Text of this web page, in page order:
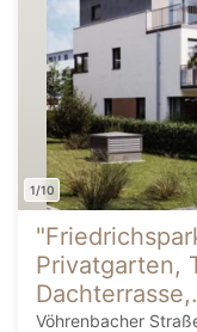
1/10
Privatgarten,
Vöhrenbacher